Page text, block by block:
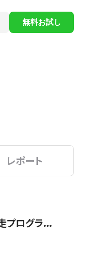
無料お試し
レポート
プログラ...